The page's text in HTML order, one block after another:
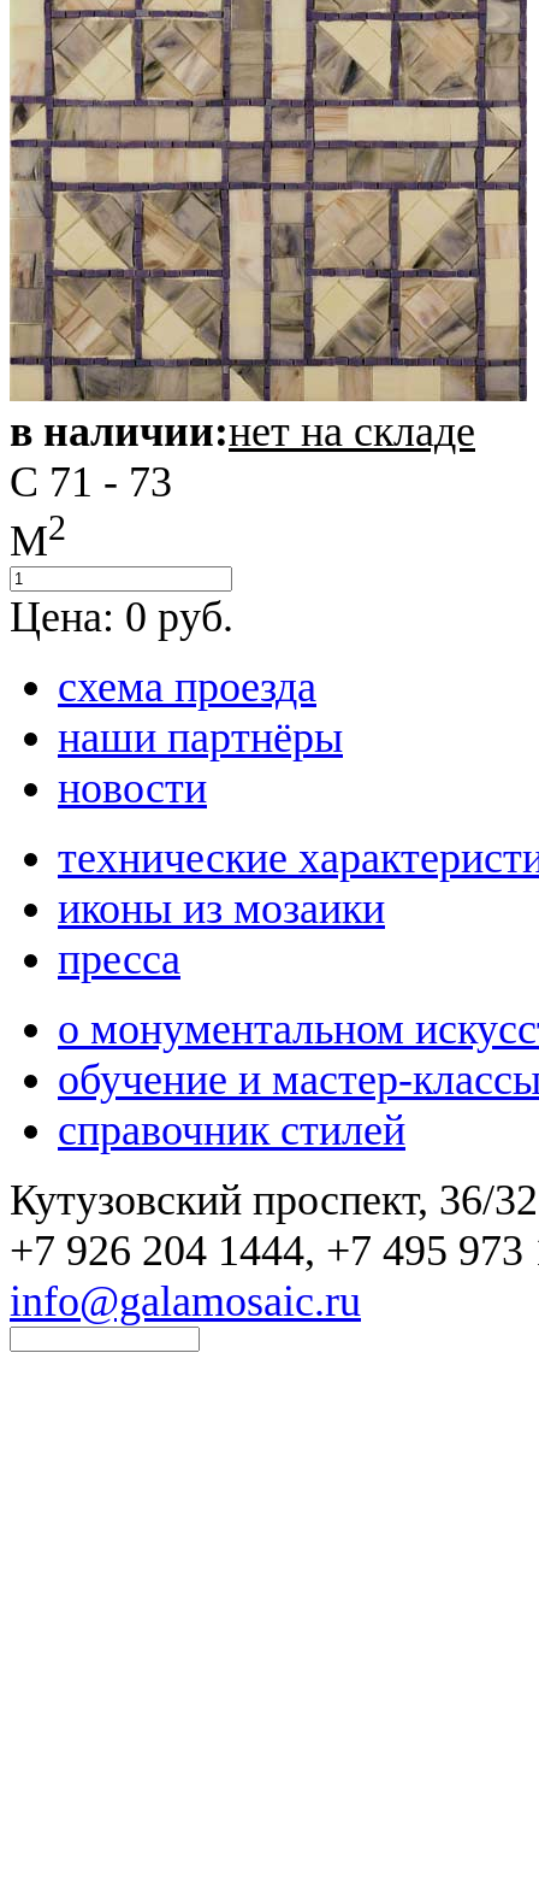
в наличии:нет на складе
C 71 - 73
M2
Цена: 0 руб.
схема проезда
наши партнёры
новости
технические
иконы из мозаики
пресса
о монументальном
обучение и мастер-
справочник стилей
Кутузовский проспект, 36/
+7 926 204 1444, +7 495 973
info@galamosaic.ru